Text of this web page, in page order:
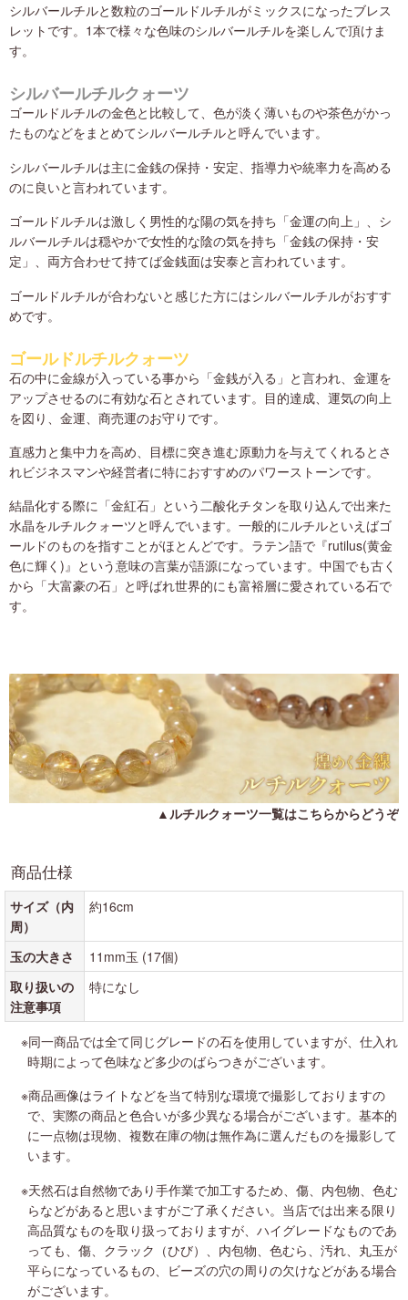
シルバールチルと数粒のゴールドルチルがミックスになったブレス
レットです。1本で様々な色味のシルバールチルを楽しんで頂けま
す。
シルバールチルクォーツ
ゴールドルチルの金色と比較して、色が淡く薄いものや茶色がかっ
たものなどをまとめてシルバールチルと呼んでいます。
シルバールチルは主に金銭の保持・安定、指導力や統率力を高める
のに良いと言われています。
ゴールドルチルは激しく男性的な陽の気を持ち「金運の向上」、シ
ルバールチルは穏やかで女性的な陰の気を持ち「金銭の保持・安
定」、両方合わせて持てば金銭面は安泰と言われています。
ゴールドルチルが合わないと感じた方にはシルバールチルがおすす
めです。
ゴールドルチルクォーツ
石の中に金線が入っている事から「金銭が入る」と言われ、金運を
アップさせるのに有効な石とされています。目的達成、運気の向上
を図り、金運、商売運のお守りです。
直感力と集中力を高め、目標に突き進む原動力を与えてくれるとさ
れビジネスマンや経営者に特におすすめのパワーストーンです。
結晶化する際に「金紅石」という二酸化チタンを取り込んで出来た
水晶をルチルクォーツと呼んでいます。一般的にルチルといえばゴ
ールドのものを指すことがほとんどです。ラテン語で『rutilus(黄金
色に輝く)』という意味の言葉が語源になっています。中国でも古く
から「大富豪の石」と呼ばれ世界的にも富裕層に愛されている石で
す。
▲ルチルクォーツ一覧はこちらからどうぞ
商品仕様
サイズ（内
周）
約16cm
玉の大きさ
11mm玉 (17個)
取り扱いの
注意事項
特になし
※同一商品では全て同じグレードの石を使用していますが、仕入れ
時期によって色味など多少のばらつきがございます。
※商品画像はライトなどを当て特別な環境で撮影しておりますの
で、実際の商品と色合いが多少異なる場合がございます。基本的
に一点物は現物、複数在庫の物は無作為に選んだものを撮影して
います。
※天然石は自然物であり手作業で加工するため、傷、内包物、色む
らなどがあると思いますがご了承ください。当店では出来る限り
高品質なものを取り扱っておりますが、ハイグレードなものであ
っても、傷、クラック（ひび）、内包物、色むら、汚れ、丸玉が
平らになっているもの、ビーズの穴の周りの欠けなどがある場合
がございます。